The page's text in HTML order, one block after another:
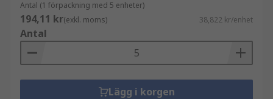
Antal (1 förpackning med 5 enheter)
194,11 kr(exkl. moms) 38,822 kr/enhet
Antal
Lägg i korgen